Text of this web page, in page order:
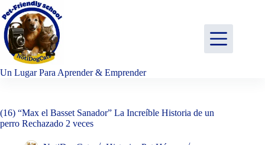
Saltar
al
contenido
Un Lugar Para Aprender & Emprender
(16) “Max el Basset Sanador” La Increíble Historia de un
perro Rechazado 2 veces